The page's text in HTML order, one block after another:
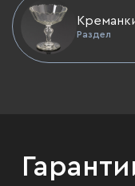
Раздел